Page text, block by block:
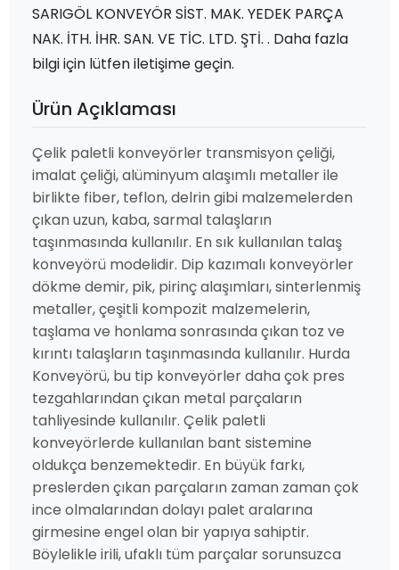
SARIGÖL KONVEYÖR SİST. MAK. YEDEK PARÇA
NAK. İTH. İHR. SAN. VE TİC. LTD. ŞTİ. . Daha fazla
bilgi için lütfen iletişime geçin.
Ürün Açıklaması
Çelik paletli konveyörler transmisyon çeliği,
imalat çeliği, alüminyum alaşımlı metaller ile
birlikte fiber, teflon, delrin gibi malzemelerden
çıkan uzun, kaba, sarmal talaşların
taşınmasında kullanılır. En sık kullanılan talaş
konveyörü modelidir. Dip kazımalı konveyörler
dökme demir, pik, pirinç alaşımları, sinterlenmiş
metaller, çeşitli kompozit malzemelerin,
taşlama ve honlama sonrasında çıkan toz ve
kırıntı talaşların taşınmasında kullanılır. Hurda
Konveyörü, bu tip konveyörler daha çok pres
tezgahlarından çıkan metal parçaların
tahliyesinde kullanılır. Çelik paletli
konveyörlerde kullanılan bant sistemine
oldukça benzemektedir. En büyük farkı,
preslerden çıkan parçaların zaman zaman çok
ince olmalarından dolayı palet aralarına
girmesine engel olan bir yapıya sahiptir.
Böylelikle irili, ufaklı tüm parçalar sorunsuzca